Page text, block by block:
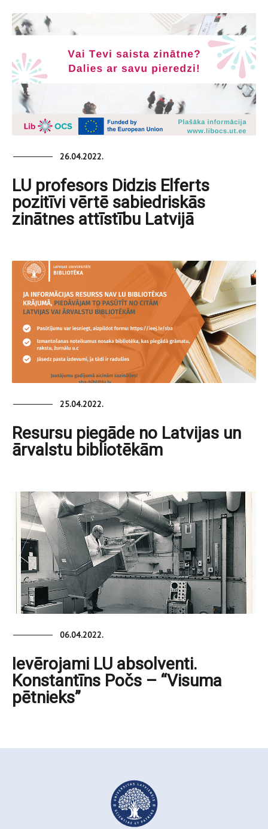
26.04.2022.
LU profesors Didzis Elferts
pozitīvi vērtē sabiedriskās
zinātnes attīstību Latvijā
25.04.2022.
Resursu piegāde no Latvijas un
ārvalstu bibliotēkām
06.04.2022.
Ievērojami LU absolventi.
Konstantīns Počs – “Visuma
pētnieks”